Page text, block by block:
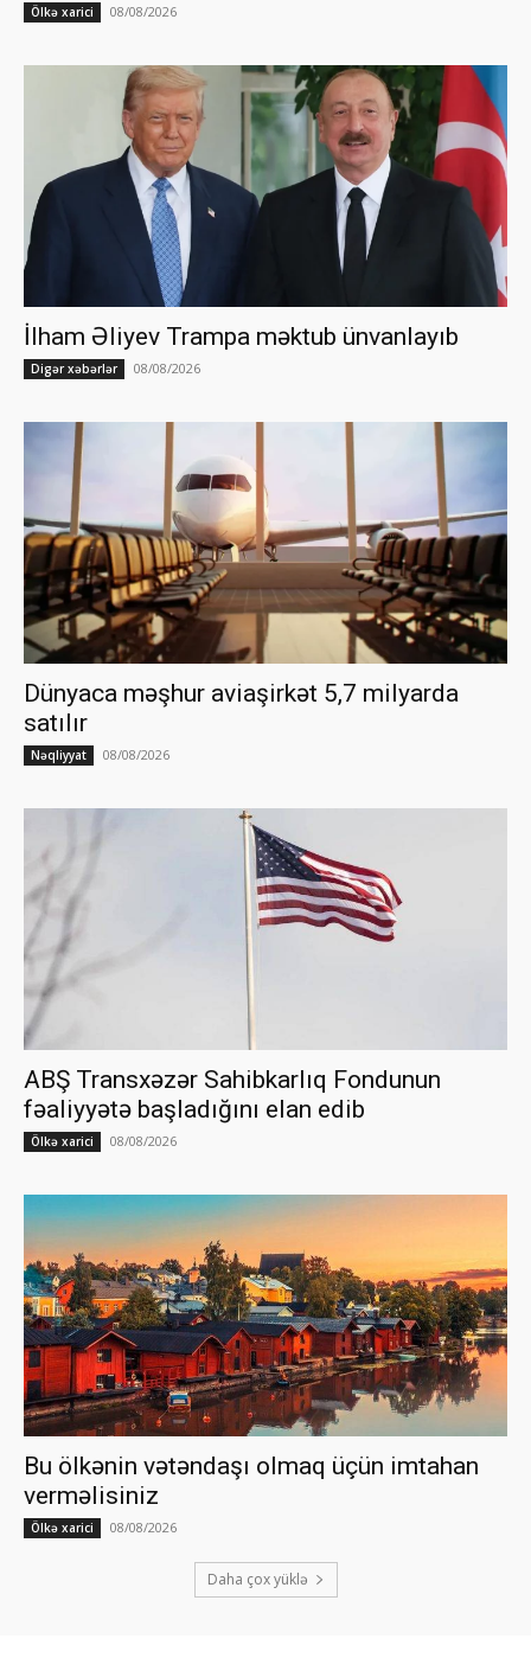
Ölkə xarici 08/08/2026
İlham Əliyev Trampa məktub ünvanlayıb
Digər xəbərlər 08/08/2026
Dünyaca məşhur aviaşirkət 5,7 milyarda
satılır
Nəqliyyat 08/08/2026
ABŞ Transxəzər Sahibkarlıq Fondunun
fəaliyyətə başladığını elan edib
Ölkə xarici 08/08/2026
Bu ölkənin vətəndaşı olmaq üçün imtahan
verməlisiniz
Ölkə xarici 08/08/2026
Daha çox yüklə